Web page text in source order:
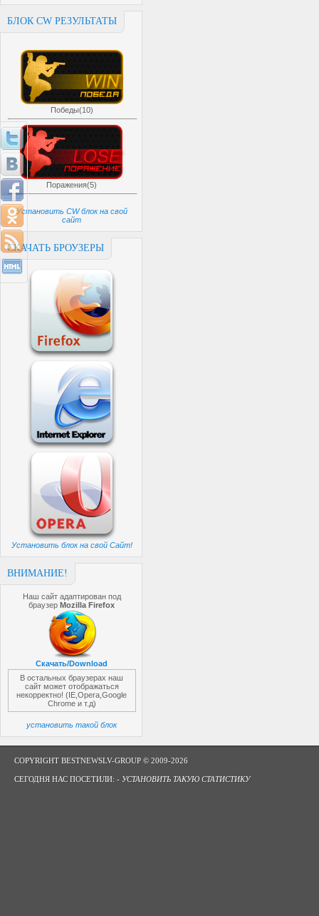
БЛОК CW РЕЗУЛЬТАТЫ
Победы(10)
Поражения(5)
Установить CW блок на свой
сайт
СКАЧАТЬ БРОУЗЕРЫ
Установить блок на свой Сайт!
ВНИМАНИЕ!
Наш сайт адаптирован под
браузерMozilla Firefox
Скачать/Download
В остальных браузерах наш
сайт может отображаться
некорректно! (IE,Opera,Google
Chrome и т.д)
установить такой блок
COPYRIGHT BESTNEWSLV-GROUP © 2009-2026
СЕГОДНЯ НАС ПОСЕТИЛИ: - УСТАНОВИТЬ ТАКУЮ СТАТИСТИКУ